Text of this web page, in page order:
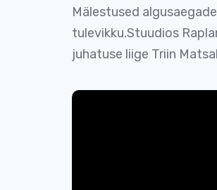
Mälestused
tulevikku.Stuudios
juhatuse liige Triin